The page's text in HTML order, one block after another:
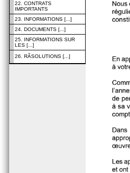
22. CONTRATS
IMPORTANTS
23. INFORMATIONS [...]
24. DOCUMENTS [...]
25. INFORMATIONS SUR
LES [...]
26. RÃSOLUTIONS [...]